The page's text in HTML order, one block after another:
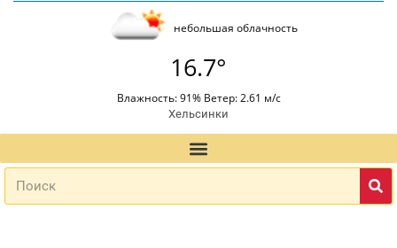
небольшая облачность
16.7°
Влажность: 91% Ветер: 2.61 м/с
Хельсинки